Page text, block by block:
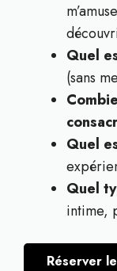
Quel
(sans
Quel
Quel
intime,
Réserver